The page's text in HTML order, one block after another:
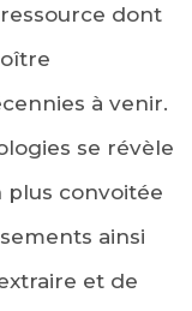
dont
à venir.
se révèle
plus convoitée
ainsi
et de